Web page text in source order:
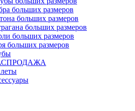
больших размеров
больших размеров
больших размеров
больших размеров
больших размеров